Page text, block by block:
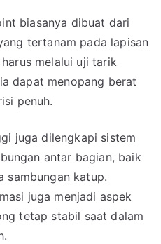
biasanya dibuat dari
tertanam pada lapisan
melalui uji tarik
dapat menopang berat
penuh.
juga dilengkapi sistem
antar bagian, baik
sambungan katup.
juga menjadi aspek
tetap stabil saat dalam